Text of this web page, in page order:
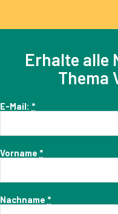
Erhalte alle
Thema
E-Mail: *
Vorname *
Nachname *